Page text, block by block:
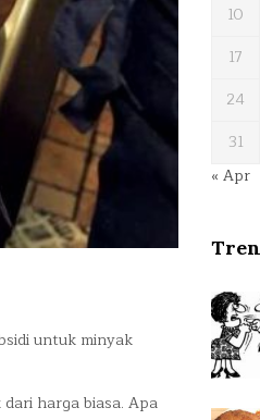
untuk minyak
harga biasa. Apa
10
17
24
31
« Apr